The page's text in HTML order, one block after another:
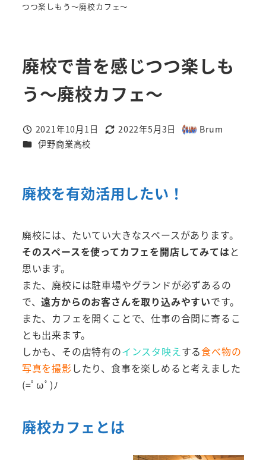
つつ楽しもう～廃校カフェ～
廃校で昔を感じつつ楽しも
う～廃校カフェ～
投稿日
2021年10月1日
更新日
2022年5月3日
著
Brum
カテゴリー
伊野商業高校
廃校を有効活用したい！
廃校には、たいてい大きなスペースがあります。
そのスペースを使ってカフェを開店してみてはと
思います。
また、廃校には駐車場やグランドが必ずあるの
で、遠方からのお客さんを取り込みやすいです。
また、カフェを開くことで、仕事の合間に寄るこ
とも出来ます。
しかも、その店特有のインスタ映えする食べ物の
写真を撮影したり、食事を楽しめると考えました
(=ﾟωﾟ)ﾉ
廃校カフェとは